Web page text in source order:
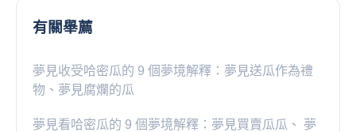
有關舉薦
夢見收受哈密瓜的 9 個夢境解釋：夢見送瓜作為禮
物、夢見腐爛的瓜
夢見看哈密瓜的 9 個夢境解釋：夢見買賣瓜瓜、 夢